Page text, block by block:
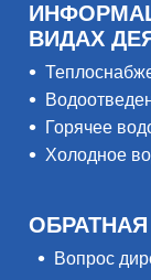
ВИДАХ
Горячее
Холодное
Вопрос